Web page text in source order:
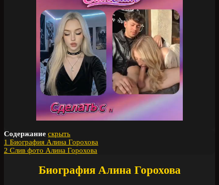
Содержание скрыть
1 Биография Алина Горохова
2 Слив фото Алина Горохова
Биография Алина Горохова